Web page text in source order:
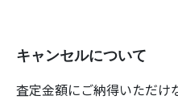
キャンセルについて
査定金額にご納得いただけ